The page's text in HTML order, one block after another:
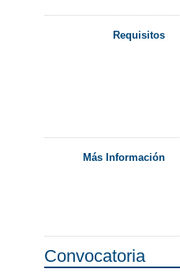
Requisitos
Más Información
Convocatoria